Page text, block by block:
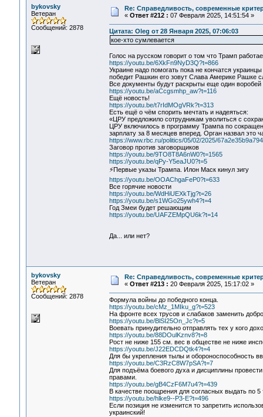
bykovsky
Ветеран
Сообщений: 2878
Re: Справедливость, современные
« Ответ #212 : 07 Февраля 2025, 14:51:54 »
Цитата: Oleg от 28 Января 2025, 07:06:03
кое-хто сумлевается
Голос на русском говорит о том что Трамп
https://youtu.be/6XkFn9NyD3Q?t=866
Украине надо помогать пока не кончатся
победит Рашкин его зовут Слава Америке Рашке
Все документы будут раскрыты еще один воробей
https://youtu.be/aCcgsmhp_aw?t=116
Ещё новость!
https://youtu.be/t7rIdMOgVRk?t=313
Есть ещё о чём спорить мечтать и надеяться:
«ЦРУ предложило сотрудникам уволиться с
ЦРУ включилось в программу Трампа по
зарплату за 8 месяцев вперед. Орган назвал это
https://www.rbc.ru/politics/05/02/2025/
Заговор против заговорщиков
https://youtu.be/9TO8T8A6nW0?t=1565
https://youtu.be/qPy-Y5eaJU0?t=5
⚡️Первые указы Трампа. Илон Маск кинул зигу
https://youtu.be/OOAChgaFeP0?t=633
Все горячие новости
https://youtu.be/WdHiUEXkTjg?t=26
https://youtu.be/s1WGo25ywh4?t=4
Год Змеи будет решающим
https://youtu.be/UAFZEMpQU6k?t=14
Да... или нет?
bykovsky
Ветеран
Сообщений: 2878
Re: Справедливость, современные
« Ответ #213 : 20 Февраля 2025, 15:17:02 »
Формула войны до победного конца.
https://youtu.be/cMz_1MIku_g?t=523
На фронте всех трусов и слабаков заменить
https://youtu.be/BlSI25On_Jc?t=5
Воевать принудительно отправлять тех у кого
https://youtu.be/88DOulKznv8?t=8
Рост не ниже 155 см. вес в обществе не ниже
https://youtu.be/J22EDCDQtk4?t=4
Для бы укрепления тылы и обороноспособность
https://youtu.be/C3RzC8W7pSA?t=7
Для подъёма боевого духа и дисциплины
правами.
https://youtu.be/gB4CzF6M7u4?t=439
В качестве поощрения для согласных выдать по 5
https://youtu.be/hlke9--P3-E?t=496
Если позиция не изменится то запретить
украинский!